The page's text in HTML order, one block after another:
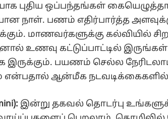
புதிய ஒப்பந்தங்கள்
நாள். பணம் எதிர்பார்த்த
மாணவர்களுக்கு கல்வியில்
உணவு கட்டுப்பாட்டில்
இருக்கும். பயணம் செல்ல
என்பதால் ஆன்மீக நடவடிக்கைகளில்
இன்று தகவல் தொடர்பு